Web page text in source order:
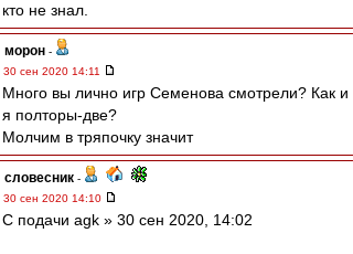
кто не знал.
морон -
30 сен 2020 14:11
Много вы лично игр Семенова смотрели? Как и
я полторы-две?
Молчим в тряпочку значит
словесник -
30 сен 2020 14:10
С подачи agk » 30 сен 2020, 14:02